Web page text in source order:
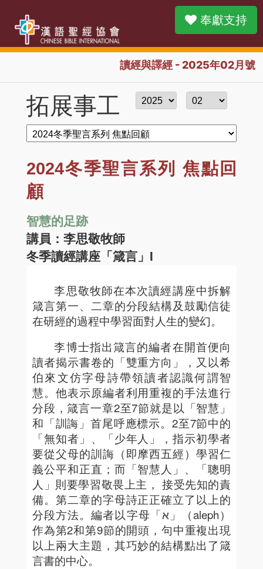
奉獻支持
讀經與譯經 - 2025年02月號
拓展事工
2024冬季聖言系列 焦點回
顧
智慧的足跡
講員：李思敬牧師
冬季讀經講座「箴言」I
李思敬牧師在本次讀經講座中拆解
箴言第一、二章的分段結構及鼓勵信徒
在研經的過程中學習面對人生的變幻。
李博士指出箴言的編者在開首便向
讀者揭示書卷的「雙重方向」，又以希
伯來文仿字母詩帶領讀者認識何謂智
慧。他表示原編者利用重複的手法進行
分段，箴言一章2至7節就是以「智慧」
和「訓誨」首尾呼應標示。2至7節中的
「無知者」、「少年人」，指示初學者
要從父母的訓誨（即摩西五經）學習仁
義公平和正直；而「智慧人」、「聰明
人」則要學習敬畏上主， 接受先知的責
備。第二章的字母詩正正確立了以上的
分段方法。編者以字母「א」（aleph）
作為第2和第9節的開頭，句中重複出現
以上兩大主題，其巧妙的結構點出了箴
言書的中心。